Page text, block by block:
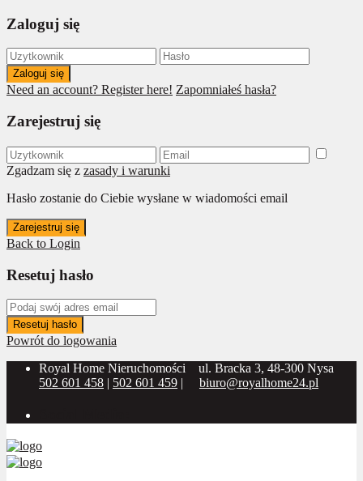
Zaloguj się
Zaloguj się
Need an account? Register here! Zapomniałeś hasła?
Zarejestruj się
Zgadzam się z zasady i warunki
Hasło zostanie do Ciebie wysłane w wiadomości email
Zarejestruj się
Back to Login
Resetuj hasło
Resetuj hasło
Powrót do logowania
Royal Home Nieruchomości
ul. Bracka 3, 48-300 Nysa
502 601 458 | 502 601 459 | biuro@royalhome24.pl